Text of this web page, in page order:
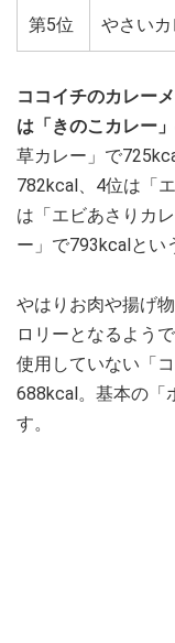
第5位 やさいカ
ココイチのカレー
は「きのこカレー
草カレー」で
782kcal、4位は「
は「エビあさりカ
ー」で793kcalとい
やはりお肉や揚げ
ロリーとなるよう
使用していない「
688kcal。基本の「
す。